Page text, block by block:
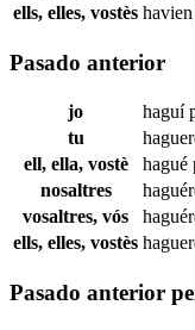
ells, elles, vostès havien
Pasado anterior
jo haguí
tu
ell, ella, vostè
hagué
nosaltres
vosaltres, vós
ells, elles, vostès
Pasado anterior